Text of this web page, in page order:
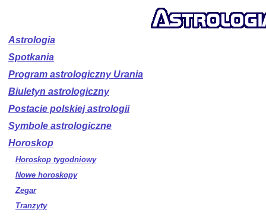
Astrologia
Spotkania
Program astrologiczny Urania
Biuletyn astrologiczny
Postacie polskiej astrologii
Symbole astrologiczne
Horoskop
Horoskop tygodniowy
Nowe horoskopy
Zegar
Tranzyty